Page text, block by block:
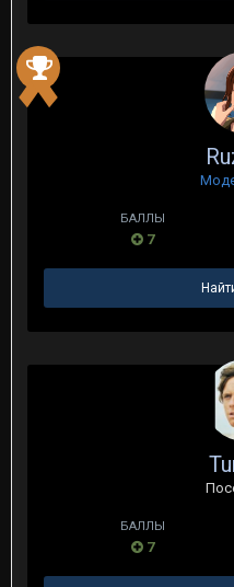
БАЛЛЫ
7
БАЛЛЫ
7